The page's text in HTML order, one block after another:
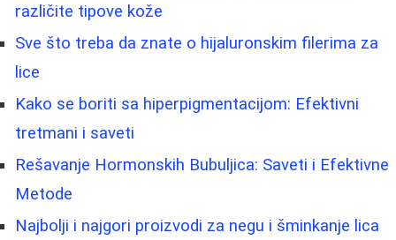
različite tipove kože
Sve što treba da znate o hijaluronskim filerima za
lice
Kako se boriti sa hiperpigmentacijom: Efektivni
tretmani i saveti
Rešavanje Hormonskih Bubuljica: Saveti i Efektivne
Metode
Najbolji i najgori proizvodi za negu i šminkanje lica